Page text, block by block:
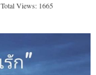
Total Views: 1665